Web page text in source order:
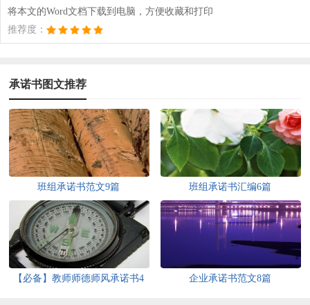
将本文的Word文档下载到电脑，方便收藏和打印
推荐度：
承诺书图文推荐
班组承诺书范文9篇 班组承诺书汇编6篇
【必备】教师师德师风承诺书4
企业承诺书范文8篇